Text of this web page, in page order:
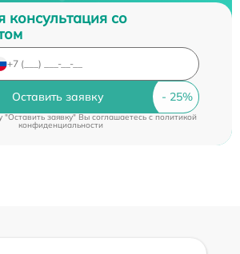
консультация со
Оставить заявку
"Оставить заявку" Вы соглашаетесь cполитикой
конфиденциальности